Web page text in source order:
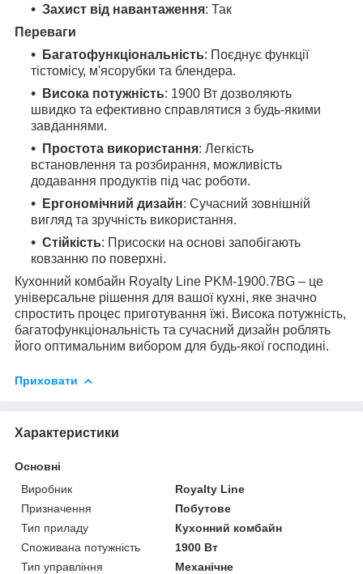
Захист від навантаження: Так
Переваги
Багатофункціональність: Поєднує функції
тістомісу, м'ясорубки та блендера.
Висока потужність: 1900 Вт дозволяють
швидко та ефективно справлятися з будь-якими
завданнями.
Простота використання: Легкість
встановлення та розбирання, можливість
додавання продуктів під час роботи.
Ергономічний дизайн: Сучасний зовнішній
вигляд та зручність використання.
Стійкість: Присоски на основі запобігають
ковзанню по поверхні.
Кухонний комбайн Royalty Line PKM-1900.7BG – це
універсальне рішення для вашої кухні, яке значно
спростить процес приготування їжі. Висока потужність,
багатофункціональність та сучасний дизайн роблять
його оптимальним вибором для будь-якої господині.
Приховати
Характеристики
Основні
Виробник
Royalty Line
Призначення
Побутове
Тип приладу
Кухонний комбайн
Споживана потужність
1900 Вт
Тип управління
Механічне